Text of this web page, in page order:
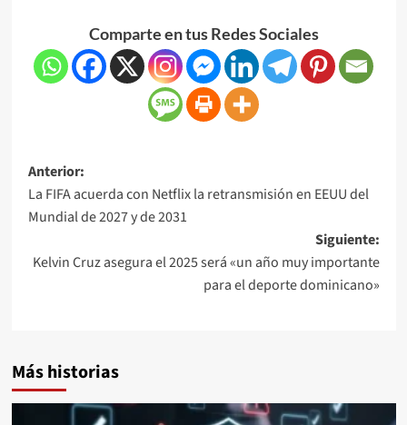
Comparte en tus Redes Sociales
Anterior:
La FIFA acuerda con Netflix la retransmisión en EEUU del
Mundial de 2027 y de 2031
Siguiente:
Kelvin Cruz asegura el 2025 será «un año muy importante
para el deporte dominicano»
Más historias